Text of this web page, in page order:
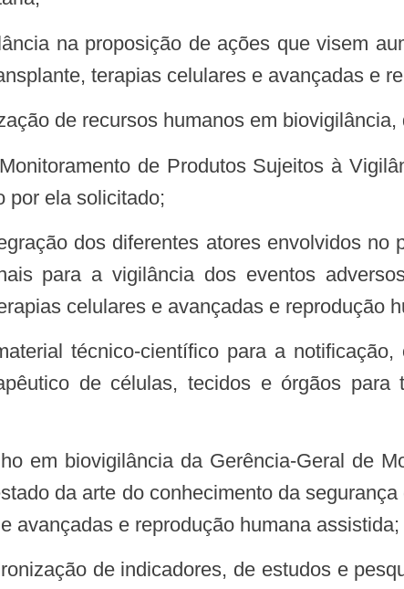
terapias celulares e avançadas e
de recursos humanos em
por ela solicitado;
para a vigilância dos eventos
celulares e avançadas e reprodução
de células, tecidos e órgãos
da arte do conhecimento da
avançadas e reprodução humana assistida;